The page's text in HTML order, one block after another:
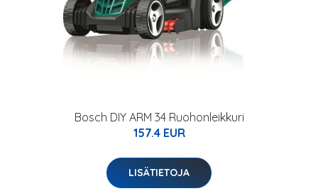
Bosch DIY ARM 34 Ruohonleikkuri
157.4 EUR
LISÄTIETOJA